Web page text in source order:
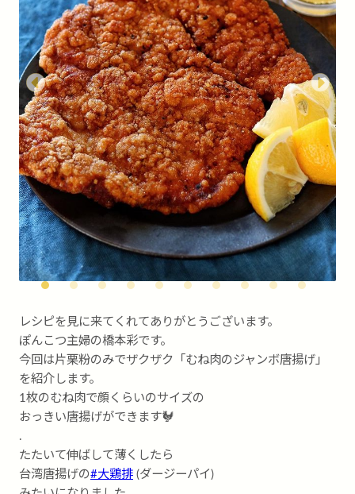
レシピを見に来てくれてありがとうございます。
ぽんこつ主婦の橋本彩です。
今回は片栗粉のみでザクザク「むね肉のジャンボ唐揚げ」
を紹介します。
1枚のむね肉で顔くらいのサイズの
おっきい唐揚げができます🐓
.
たたいて伸ばして薄くしたら
台湾唐揚げの#大鶏排 (ダージーパイ)